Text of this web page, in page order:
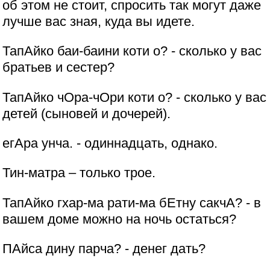
об этом не стоит, спросить так могут даже
лучше вас зная, куда вы идете.
ТапАйко баи-баини коти о? - сколько у вас
братьев и сестер?
ТапАйко чОра-чОри коти о? - сколько у вас
детей (сыновей и дочерей).
егАра унча. - одиннадцать, однако.
Тин-матра – только трое.
ТапАйко гхар-ма рати-ма бЕтну сакчА? - в
вашем доме можно на ночь остаться?
ПАйса дину парча? - денег дать?